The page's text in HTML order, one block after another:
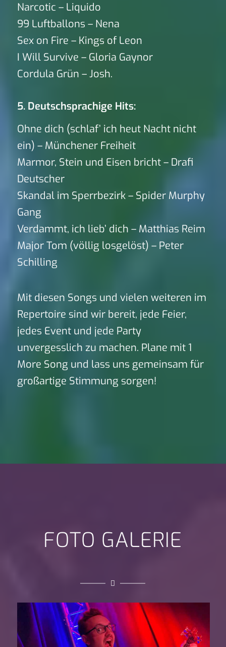
Narcotic – Liquido
99 Luftballons – Nena
Sex on Fire – Kings of Leon
I Will Survive – Gloria Gaynor
Cordula Grün – Josh.
5. Deutschsprachige Hits:
Ohne dich (schlaf’ ich heut Nacht nicht
ein) – Münchener Freiheit
Marmor, Stein und Eisen bricht – Drafi
Deutscher
Skandal im Sperrbezirk – Spider Murphy
Gang
Verdammt, ich lieb’ dich – Matthias Reim
Major Tom (völlig losgelöst) – Peter
Schilling
Mit diesen Songs und vielen weiteren im
Repertoire sind wir bereit, jede Feier,
jedes Event und jede Party
unvergesslich zu machen. Plane mit 1
More Song und lass uns gemeinsam für
großartige Stimmung sorgen!
FOTO GALERIE